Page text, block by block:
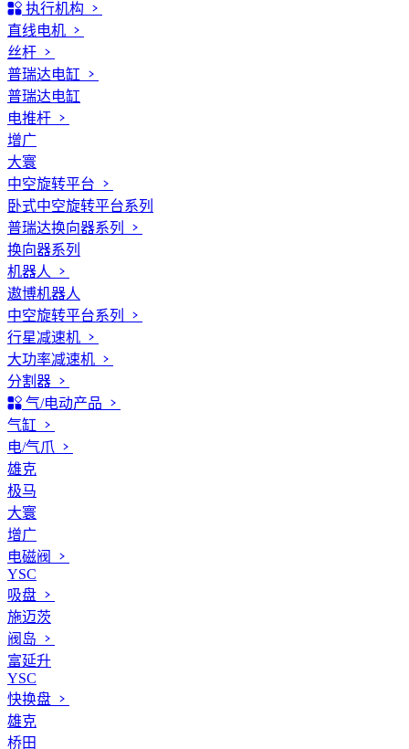
执行机构
直线电机
丝杆
普瑞达电缸
普瑞达电缸
电推杆
增广
大寰
中空旋转平台
卧式中空旋转平台系列
普瑞达换向器系列
换向器系列
机器人
遨博机器人
中空旋转平台系列
行星减速机
大功率减速机
分割器
气/电动产品
气缸
电/气爪
雄克
极马
大寰
增广
电磁阀
YSC
吸盘
施迈茨
阀岛
富延升
YSC
快换盘
雄克
桥田